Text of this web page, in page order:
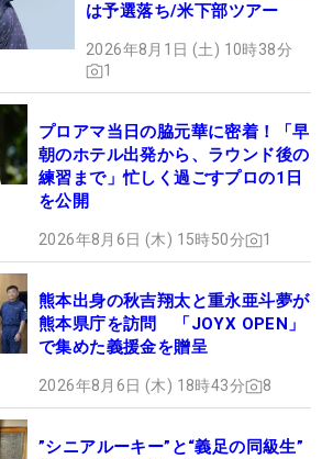
は予選落ち/米下部ツアー
2026年8月1日 (土) 10時38分
1
プロアマ当日の脇元華に密着！「早
朝のホテル出発から、ラウンド後の
練習まで」忙しく過ごすプロの1日
を公開
2026年8月6日 (木) 15時50分 1
熊本出身の秋吉翔太と重永亜斗夢が
熊本県庁を訪問 「JOYX OPEN」
で集めた義援金を贈呈
2026年8月6日 (木) 18時43分 8
”シニアルーキー”と“義足の同級生”